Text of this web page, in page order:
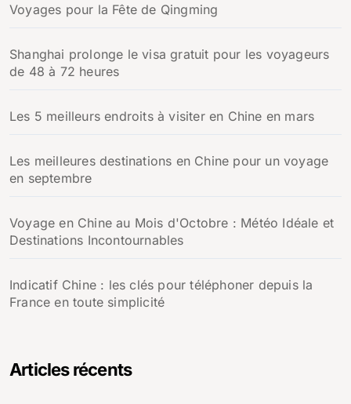
Voyages pour la Fête de Qingming
Shanghai prolonge le visa gratuit pour les voyageurs
de 48 à 72 heures
Les 5 meilleurs endroits à visiter en Chine en mars
Les meilleures destinations en Chine pour un voyage
en septembre
Voyage en Chine au Mois d'Octobre : Météo Idéale et
Destinations Incontournables
Indicatif Chine : les clés pour téléphoner depuis la
France en toute simplicité
Articles récents